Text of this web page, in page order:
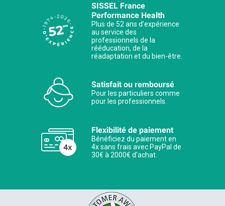
SISSEL France
Performance Health
Plus de 52 ans d’expérience
au service des
professionnels de la
rééducation, de la
réadaptation et du bien-être.
Satisfait ou remboursé
Pour les particuliers comme
pour les professionnels.
Flexibilité de paiement
Bénéficiez du paiement en
4x sans frais avec PayPal de
30€ à 2000€ d'achat.